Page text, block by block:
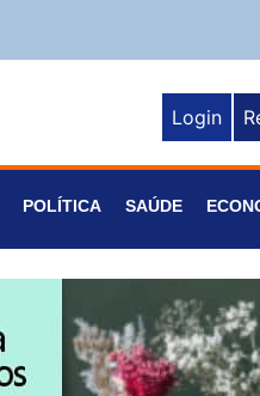
Login
POLÍTICA SAÚDE